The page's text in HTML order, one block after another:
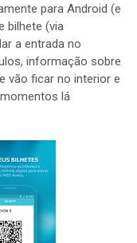
para Android (e
bilhete (via
a entrada no
informação sobre
vão ficar no interior e
lá